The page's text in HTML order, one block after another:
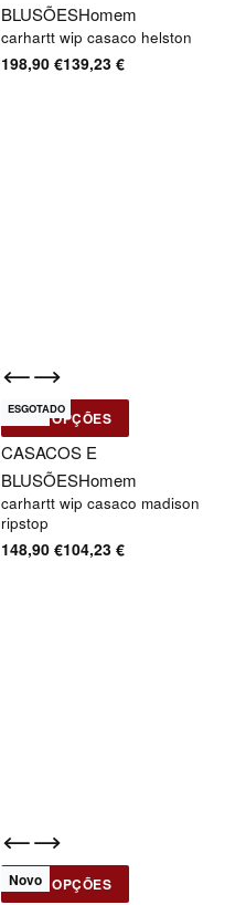
BLUSÕESHomem
carhartt wip casaco helston
198,90 €139,23 €
Novo -30% OFF
ESGOTADO
VER OPÇÕES
Carhartt WIP
CASACOS E
BLUSÕESHomem
carhartt wip casaco madison
ripstop
148,90 €104,23 €
Novo -30% OFF
VER OPÇÕES
Dickies